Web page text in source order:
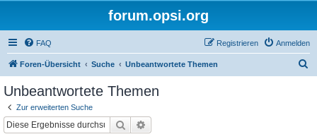
forum.opsi.org
FAQ Anmelden
Registrieren
Foren-Übersicht Suche Unbeantwortete Themen
Unbeantwortete Themen
Zur erweiterten Suche
Suche